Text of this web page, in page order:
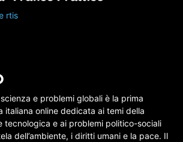
e problemi globali è la prima
italiana online dedicata ai temi della
tecnologica e ai problemi politico-sociali
dell’ambiente, i diritti umani e la pace. Il